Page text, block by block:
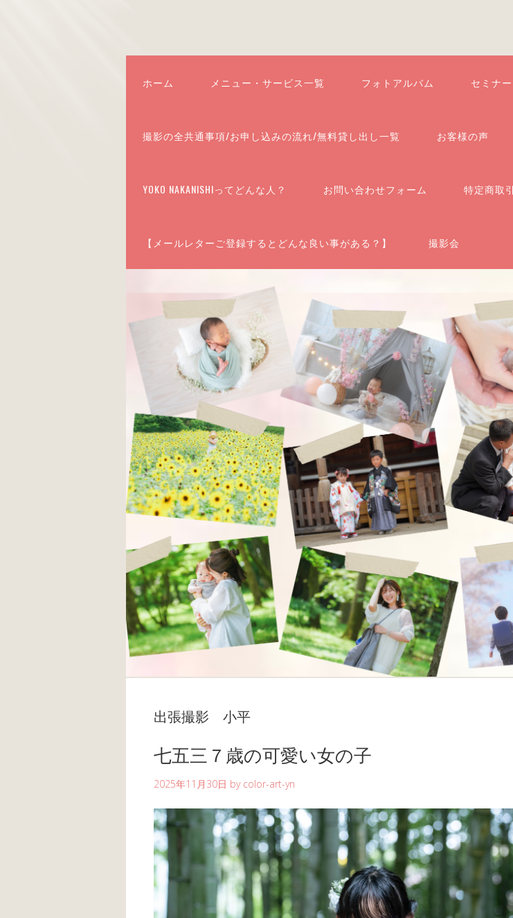
ホーム メニュー・サービス一覧 フォトアルバム セミナ
撮影の全共通事項/お申し込みの流れ/無料貸し出し一覧 お客様の声
YOKO NAKANISHIってどんな人？ お問い合わせフォーム 特定商取
【メールレターご登録するとどんな良い事がある？】 撮影会
出張撮影 小平
七五三７歳の可愛い女の子
2025年11月30日 by color-art-yn